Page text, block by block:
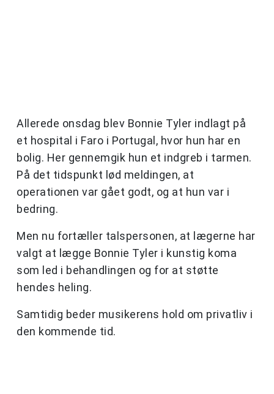
Allerede onsdag blev Bonnie Tyler indlagt på
et hospital i Faro i Portugal, hvor hun har en
bolig. Her gennemgik hun et indgreb i tarmen.
På det tidspunkt lød meldingen, at
operationen var gået godt, og at hun var i
bedring.
Men nu fortæller talspersonen, at lægerne har
valgt at lægge Bonnie Tyler i kunstig koma
som led i behandlingen og for at støtte
hendes heling.
Samtidig beder musikerens hold om privatliv i
den kommende tid.